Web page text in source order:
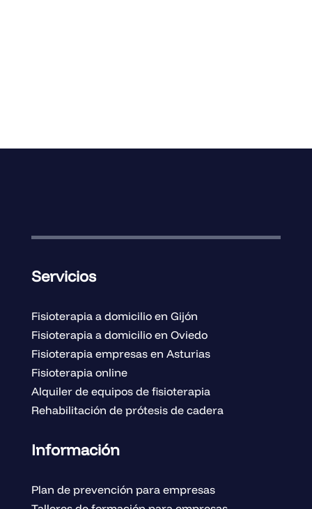
Servicios
Fisioterapia a domicilio en Gijón
Fisioterapia a domicilio en Oviedo
Fisioterapia empresas en Asturias
Fisioterapia online
Alquiler de equipos de fisioterapia
Rehabilitación de prótesis de cadera
Información
Plan de prevención para empresas